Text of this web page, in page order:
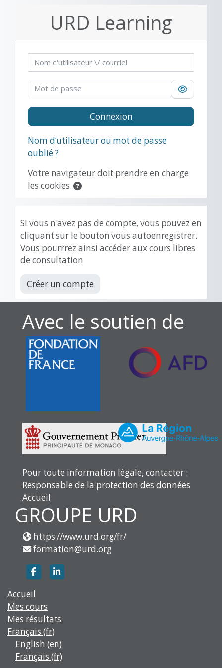
URD Learning
Procédure de création de compte
Nom d'utilisateur / courriel
Mot de passe
Connexion
Nom d’utilisateur ou mot de passe
oublié ?
Votre navigateur doit prendre en charge
les cookies
SI vous n'avez pas de compte, vous pouvez en
cliquant sur le bouton vous autoenregistrer.
Vous pourrrez ainsi accéder aux cours libres
de consultation
Créer un compte
Avec le soutien de
Pour toute information légale, contacter :
Responsable de la protection des données
Accueil
GROUPE URD
https://www.urd.org/fr/
formation@urd.org
https://www.facebook.com/groupe.urd
Accueil
Mes cours
Mes résultats
Français ‎(fr)‎
English ‎(en)‎
Français ‎(fr)‎